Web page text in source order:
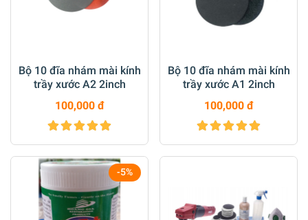
Bộ 10 đĩa nhám mài kính
trầy xước A2 2inch
100,000 đ
Bộ 10 đĩa nhám mài kính
trầy xước A1 2inch
100,000 đ
-5%